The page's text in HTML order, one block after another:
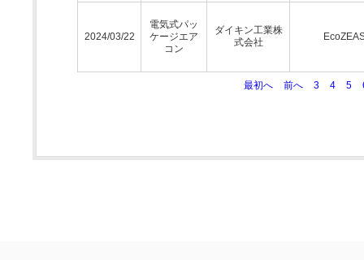
2024/03/22
電気式パッ
ケージエア
コン
ダイキン工業株
式会社
最初へ 前へ 3 4 5